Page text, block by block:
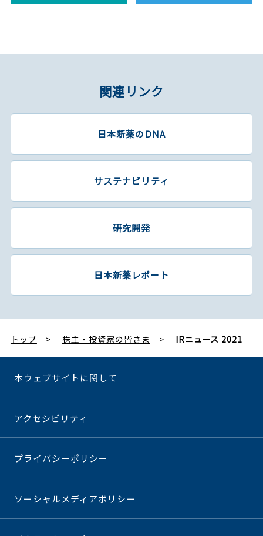
関連リンク
日本新薬のDNA
サステナビリティ
研究開発
日本新薬レポート
トップ 株主・投資家の皆さま IRニュース 2021
本ウェブサイトに関して
アクセシビリティ
プライバシーポリシー
ソーシャルメディアポリシー